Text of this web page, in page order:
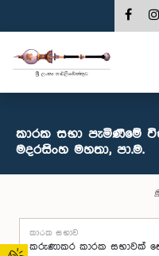
කාරක සභා පැමිණීමේ
මදරසිංහ මහතා, පා.ම.
කාරක සභාව